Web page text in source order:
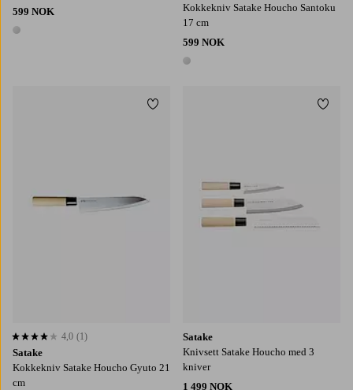
599 NOK
1 farge
Kokkekniv Satake Houcho Santoku
17 cm
599 NOK
1 farge
Satake
Kokkekniv Satake Houcho Gyuto 21
cm
4,0 basert på 1 karaktergivninger
4,0 (1)
Legg til favoritter
Satake
Knivsett Satake Houcho med 3
kniver
1 499 NOK